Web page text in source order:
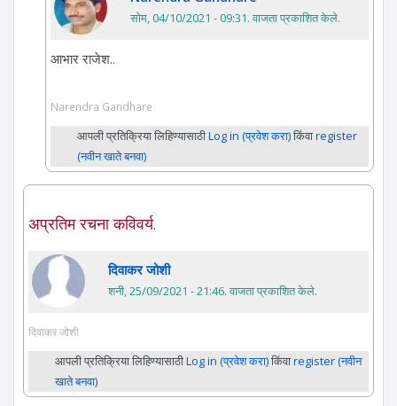
सोम, 04/10/2021 - 09:31. वाजता प्रकाशित केले.
आभार राजेश..
Narendra Gandhare
आपली प्रतिक्रिया लिहिण्यासाठीLog in (प्रवेश करा)किंवाregister
(नवीन खाते बनवा)
अप्रतिम रचना कविवर्य.
दिवाकर जोशी
शनी, 25/09/2021 - 21:46. वाजता प्रकाशित केले.
दिवाकर जोशी
आपली प्रतिक्रिया लिहिण्यासाठीLog in (प्रवेश करा)किंवाregister (नवीन
खाते बनवा)